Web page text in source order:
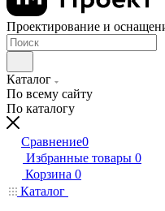
Проектирование и
Каталог
По всему сайту
По каталогу
Сравнение0
Избранные товары 0
Корзина 0
Каталог